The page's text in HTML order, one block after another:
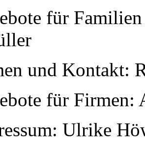
für
und Kontakt:
für Firmen:
Ulrike